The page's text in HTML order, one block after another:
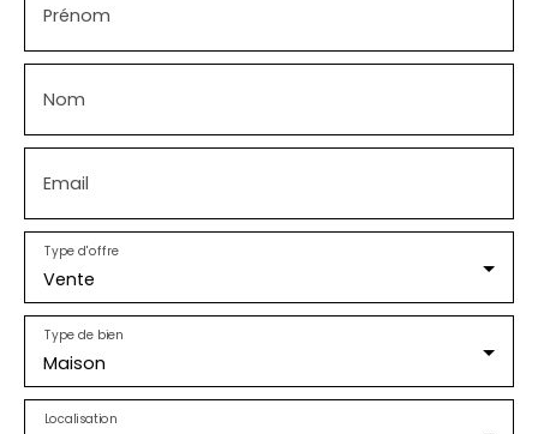
Prénom
Nom
Email
Vente
Type d'offre
Maison
Type de bien
Localisation